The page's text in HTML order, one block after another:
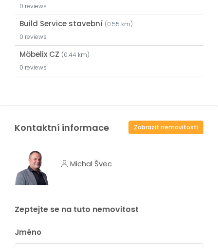
0 reviews
Build Service stavební (0.55 km)
0 reviews
Möbelix CZ (0.44 km)
0 reviews
Kontaktní informace Zobrazit nemovitosti
Michal Švec
Zeptejte se na tuto nemovitost
Jméno